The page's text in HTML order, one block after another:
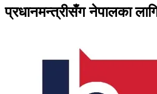
प्रधानमन्त्रीसँग नेपालका